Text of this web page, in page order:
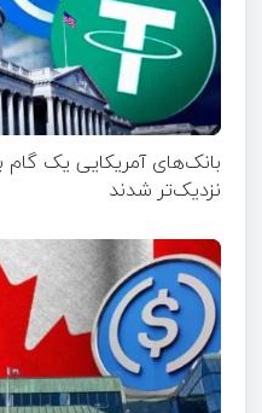
بانک‌های آمریکایی یک
نزدیک‌تر شدند